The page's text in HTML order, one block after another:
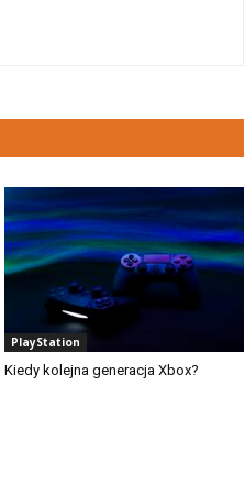
PlayStation
Kiedy kolejna generacja Xbox?